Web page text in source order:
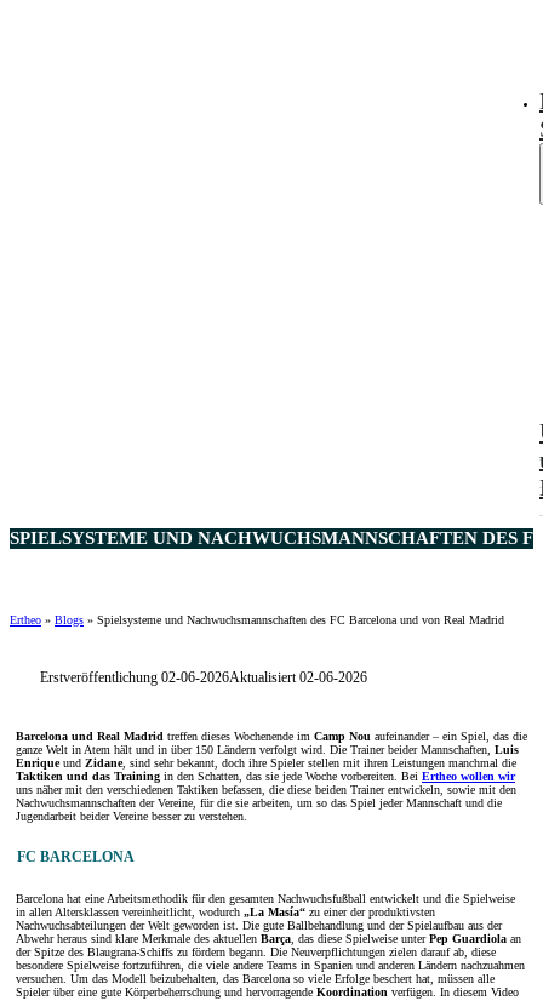
SPIELSYSTEME UND NACHWUCHSMANNSCHAFTEN DES
Ertheo » Blogs » Spielsysteme und Nachwuchsmannschaften des FC Barcelona und von Real Madrid
Erstveröffentlichung 02-06-2026Aktualisiert 02-06-2026
Barcelona und Real Madrid treffen dieses Wochenende im Camp Nou aufeinander – ein Spiel, das die
ganze Welt in Atem hält und in über 150 Ländern verfolgt wird. Die Trainer beider Mannschaften, Luis
Enriqueund Zidane, sind sehr bekannt, doch ihre Spieler stellen mit ihren Leistungen manchmal die
Taktiken und das Training in den Schatten, das sie jede Woche vorbereiten. Bei Ertheo wollen wir
uns näher mit den verschiedenen Taktiken befassen, die diese beiden Trainer entwickeln, sowie mit den
Nachwuchsmannschaften der Vereine, für die sie arbeiten, um so das Spiel jeder Mannschaft und die
Jugendarbeit beider Vereine besser zu verstehen.
FC BARCELONA
Barcelona hat eine Arbeitsmethodik für den gesamten Nachwuchsfußball entwickelt und die Spielweise
in allen Altersklassen vereinheitlicht, wodurch „La Masía“ zu einer der produktivsten
Nachwuchsabteilungen der Welt geworden ist. Die gute Ballbehandlung und der Spielaufbau aus der
Abwehr heraus sind klare Merkmale des aktuellen Barça , das diese Spielweise unterPep Guardiola an
der Spitze des Blaugrana-Schiffs zu fördern begann. Die Neuverpflichtungen zielen darauf ab, diese
besondere Spielweise fortzuführen, die viele andere Teams in Spanien und anderen Ländern nachzuahmen
versuchen. Um das Modell beizubehalten, das Barcelona so viele Erfolge beschert hat, müssen alle
Spieler über eine gute Körperbeherrschung und hervorragende Koordination verfügen. In diesem Video